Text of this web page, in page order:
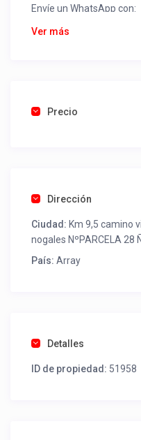
Envíe un WhatsApp con:
Nombre alojamiento
Una foto de cuenta
como un profesional sin
Tel contacto propiedad:
Ver más
Precio
Dirección
Ciudad: Km 9,5 camino
nogales NºPARCELA 28
País: Array
Detalles
ID de propiedad: 51958